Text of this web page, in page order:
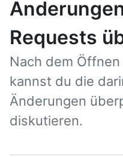
Requests
Nach dem
kannst du die
Änderungen
diskutieren.